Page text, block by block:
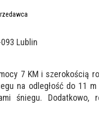
Lublin
7 KM i szerokością
na odległość do 11
śniegu. Dodatkowo,